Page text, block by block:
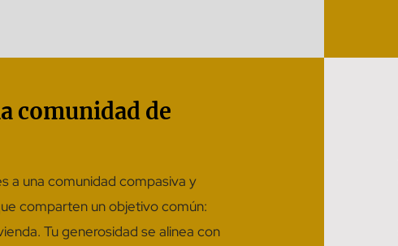
comunidad de
a una comunidad compasiva y
comparten un objetivo común:
Tu generosidad se alinea con